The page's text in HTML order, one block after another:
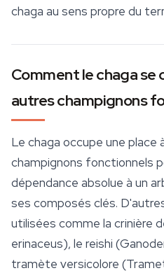
chaga au sens propre du
Comment le chaga
autres champignons
Le chaga occupe une place
champignons fonctionnels
dépendance absolue à un
ses composés clés.
utilisées comme la crinière
erinaceus), le reishi (
tramète versicolore (